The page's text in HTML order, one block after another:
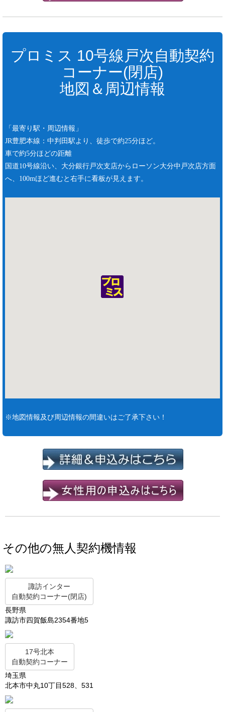
プロミス 10号線戸次自動契約
コーナー(閉店)
地図＆周辺情報
「最寄り駅・周辺情報」
JR豊肥本線：中判田駅より、徒歩で約25分ほど。
車で約5分ほどの距離
国道10号線沿い、大分銀行戸次支店からローソン大分中戸次店方面
へ、100mほど進むと右手に看板が見えます。
※地図情報及び周辺情報の間違いはご了承下さい！
その他の無人契約機情報
諏訪インター
自動契約コーナー(閉店)
長野県
諏訪市四賀飯島2354番地5
17号北本
自動契約コーナー
埼玉県
北本市中丸10丁目528、531